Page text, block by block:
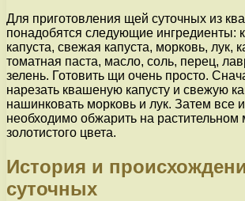
Для приготовления щей суточных из
понадобятся следующие ингредиенты:
капуста, свежая капуста, морковь, лук,
томатная паста, масло, соль, перец,
зелень. Готовить щи очень просто.
нарезать квашеную капусту и свежую
нашинковать морковь и лук. Затем все
необходимо обжарить на растительном
золотистого цвета.
История и
суточных